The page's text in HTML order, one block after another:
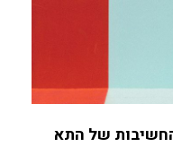
של התא